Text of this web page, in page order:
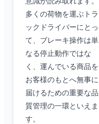
多くの荷物を運ぶトラ
ックドライバーにとっ
て、ブレーキ操作は単
なる停止動作ではな
く、運んでいる商品を
お客様のもとへ無事に
届けるための重要な品
質管理の一環といえま
す。